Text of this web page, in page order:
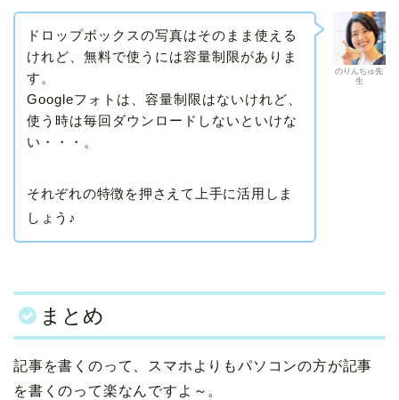
のりんちゅ先
生
ドロップボックスの写真はそのまま使える
けれど、無料で使うには容量制限がありま
す。
Googleフォトは、容量制限はないけれど、
使う時は毎回ダウンロードしないといけな
い・・・。
それぞれの特徴を押さえて上手に活用しま
しょう♪
まとめ
記事を書くのって、スマホよりもパソコンの方が記事
を書くのって楽なんですよ～。